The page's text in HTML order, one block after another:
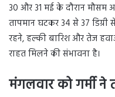
30 और 31 मई के दौरान मौसम
तापमान घटकर 34 से 37
रहने, हल्की बारिश और तेज
राहत मिलने की संभावना है।
मंगलवार को गर्मी ने